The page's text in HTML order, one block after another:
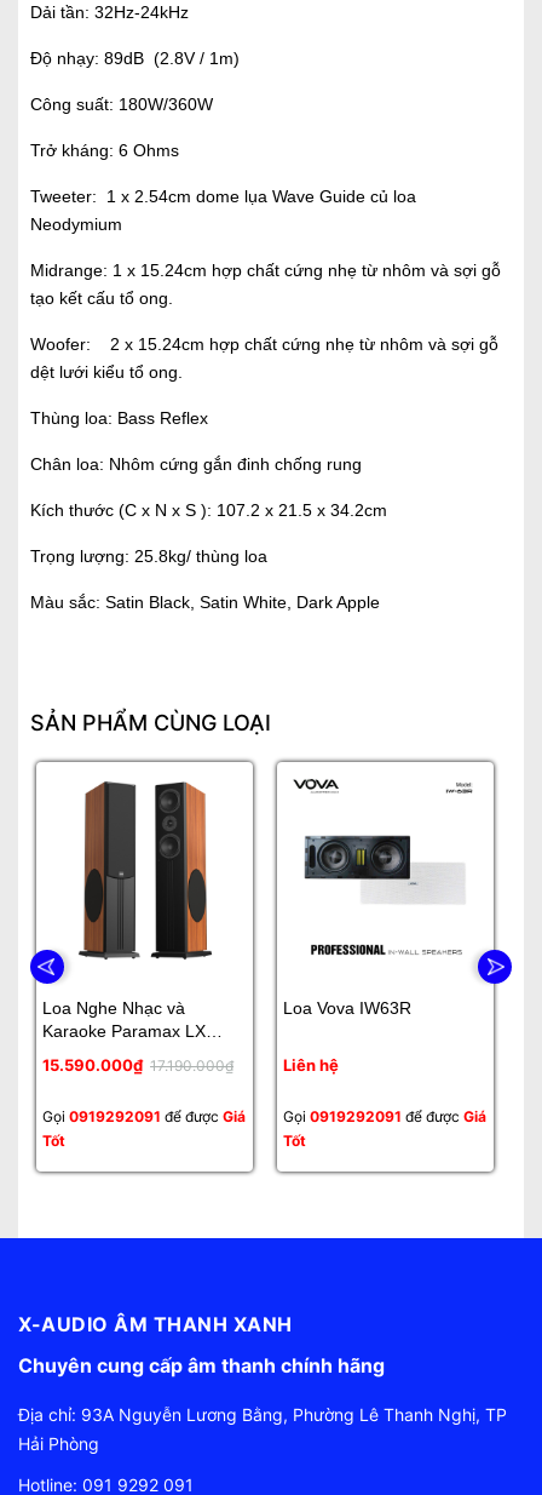
Dải tần: 32Hz-24kHz
Độ nhạy: 89dB (2.8V / 1m)
Công suất: 180W/360W
Trở kháng: 6 Ohms
Tweeter: 1 x 2.54cm dome lụa Wave Guide củ loa
Neodymium
Midrange: 1 x 15.24cm hợp chất cứng nhẹ từ nhôm và sợi gỗ
tạo kết cấu tổ ong.
Woofer: 2 x 15.24cm hợp chất cứng nhẹ từ nhôm và sợi gỗ
dệt lưới kiểu tổ ong.
Thùng loa: Bass Reflex
Chân loa: Nhôm cứng gắn đinh chống rung
Kích thước (C x N x S ): 107.2 x 21.5 x 34.2cm
Trọng lượng: 25.8kg/ thùng loa
Màu sắc: Satin Black, Satin White, Dark Apple
SẢN PHẨM CÙNG LOẠI
Loa Nghe Nhạc và
Karaoke Paramax LX
15.590.000₫ 17.190.000₫
Gọi 0919292091 để được Giá
Tốt
Loa Vova IW63R
Liên hệ
Gọi 0919292091 để được Giá
Tốt
X-AUDIO ÂM THANH XANH
Chuyên cung cấp âm thanh chính hãng
Địa chỉ: 93A Nguyễn Lương Bằng, Phường Lê Thanh Nghị, TP
Hải Phòng
Hotline: 091 9292 091